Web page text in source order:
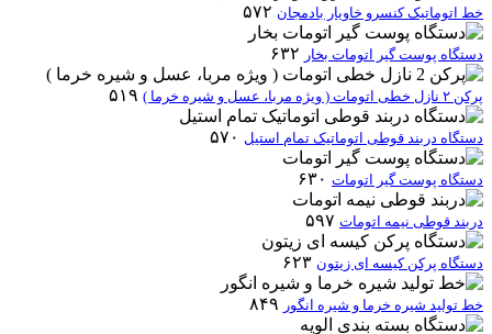
خط اتوماتیک کنسرو خاویار بادمجان ۵۷۲
دستگاه پوست گیر اتومات بخار ۶۳۲
پرکن ۲ نازل خطی اتومات ( ویژه مربا، عسل و شیره خرما ) ۵۱۹
دستگاه دربند قوطی اتوماتیک تمام استیل ۵۷۰
دستگاه پوست گیر اتومات ۶۳۰
دربند قوطی نیمه اتومات ۵۹۷
دستگاه پرکن کیسه ای زیتون ۶۲۳
خط تولید شیره خرما و شیره انگور ۸۴۹